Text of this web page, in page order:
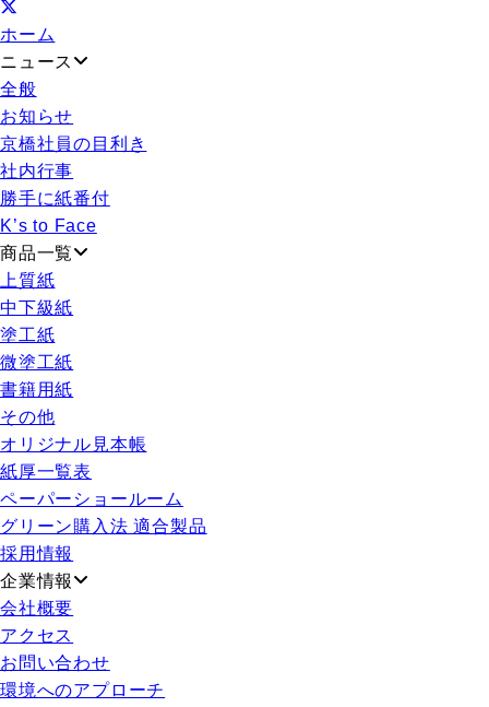
ホーム
ニュース
全般
お知らせ
京橋社員の目利き
社内行事
勝手に紙番付
K’s to Face
商品一覧
上質紙
中下級紙
塗工紙
微塗工紙
書籍用紙
その他
オリジナル見本帳
紙厚一覧表
ペーパーショールーム
グリーン購入法 適合製品
採用情報
企業情報
会社概要
アクセス
お問い合わせ
環境へのアプローチ